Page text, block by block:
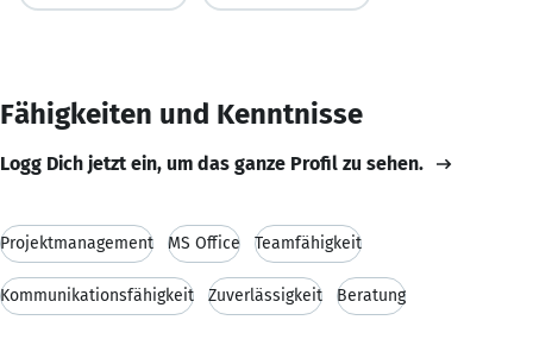
Fähigkeiten und Kenntnisse
Logg Dich jetzt ein, um das ganze Profil zu sehen.
Projektmanagement MS Office Teamfähigkeit
Kommunikationsfähigkeit Zuverlässigkeit Beratung